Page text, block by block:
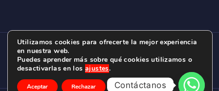
ESCUELA DE SURF LAS DUNAS ©
C/ BERNARDO ÁLVAREZ GALAN 1, SALINAS
(ASTURIAS)
Utilizamos cookies para ofrecerte la mejor experiencia
en nuestra web.
Puedes aprender más sobre qué cookies utilizamos o
desactivarlas en los ajustes.
Aceptar Rechazar Ajustes
Contáctanos